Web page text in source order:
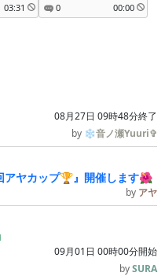
03:31 0 00:00
08月27日 09時48分終了
by ❄音ノ瀬Yuuri✞
ヤカップ🏆』開催します🌺
by アヤ
09月01日 00時00分開始
bySURA